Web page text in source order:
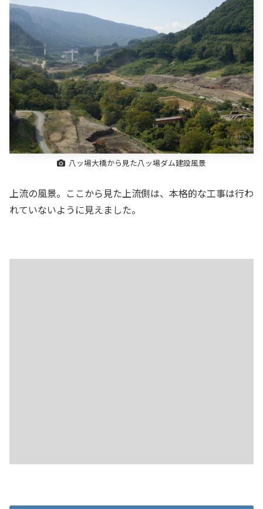
八ッ場大橋から見た八ッ場ダム建設風景
上流の風景。ここから見た上流側は、本格的な工事は行わ
れていないように見えました。